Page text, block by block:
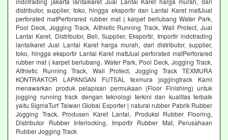
distributor, supplier, toko, hingga eksportir dan Lantai Karet mattJual
perforated matPerforared rubber mat ( karpet berlubang Water Park,
Pool Deck, Jogging Track, Althletic Running Track, Wall Protect, Jual
Lantai Karet, Distributor, Beli, Supplier, Eksportir, Importir indotrading
lantaikaret Jual Lantai Karet harga murah, dari distributor, supplier,
toko, hingga eksportir Lantai Karet mattJual perforated matPerforared
rubber mat ( karpet berlubang. Water Park, Pool Deck, Jogging Track,
Althletic Running Track, Wall Protect, Jogging Track TEXMURA
KONTRAKTOR LAPANGAN FUTSAL texmura joggingtrack Kami
menawarkan produk pelapisan permukaan (Floor Finishing) untuk
jogging running track dengan teknologi terkini dan kualitas terbaik
yaitu SigmaTurf Taiwan Global Exporter | natural rubber Pabrik Rubber
Jogging Track, Produsen Karet Lantai, Produksi Rubber Flooring,
Distributor Rubber Interlocking, Importir Rubber Mat, Perusahaan
Rubber Jogging Track